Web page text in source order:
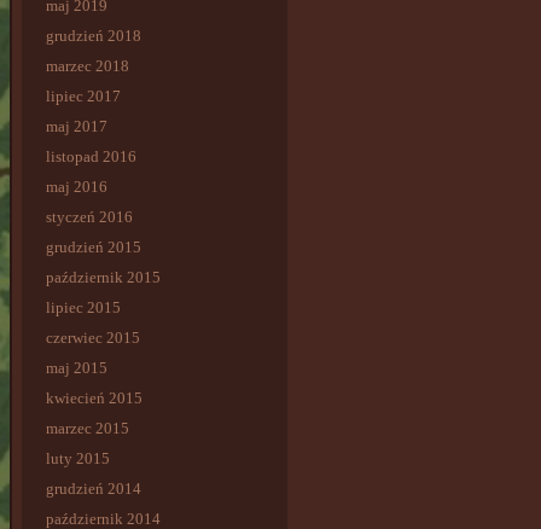
maj 2019
grudzień 2018
marzec 2018
lipiec 2017
maj 2017
listopad 2016
maj 2016
styczeń 2016
grudzień 2015
październik 2015
lipiec 2015
czerwiec 2015
maj 2015
kwiecień 2015
marzec 2015
luty 2015
grudzień 2014
październik 2014